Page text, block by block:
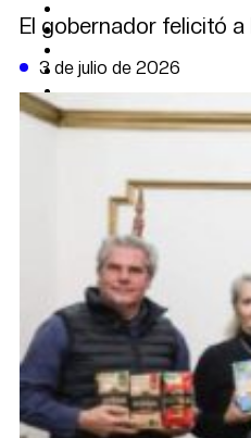
POLÍTICA
DATA FIRME
DE LA TRIBUNA TV
El gobernador felicitó a
3 de julio de 2026